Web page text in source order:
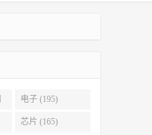
电子 (195)
芯片 (165)